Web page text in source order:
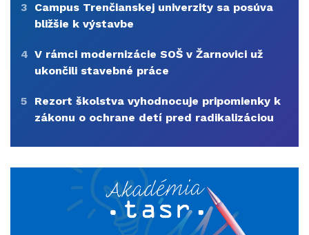
3
Campus Trenčianskej univerzity sa posúva
bližšie k výstavbe
4 V rámci modernizácie SOŠ v Žarnovici už
ukončili stavebné práce
5
Rezort školstva vyhodnocuje pripomienky k
zákonu o ochrane detí pred radikalizáciou